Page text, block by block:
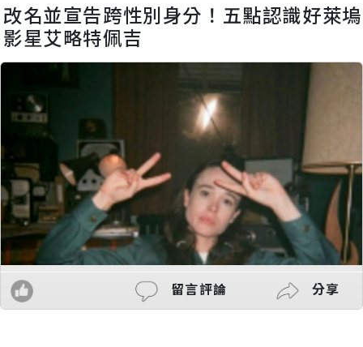
改名並宣告跨性別身分！五點認識好萊塢
影星艾略特佩吉
留言評論 分享